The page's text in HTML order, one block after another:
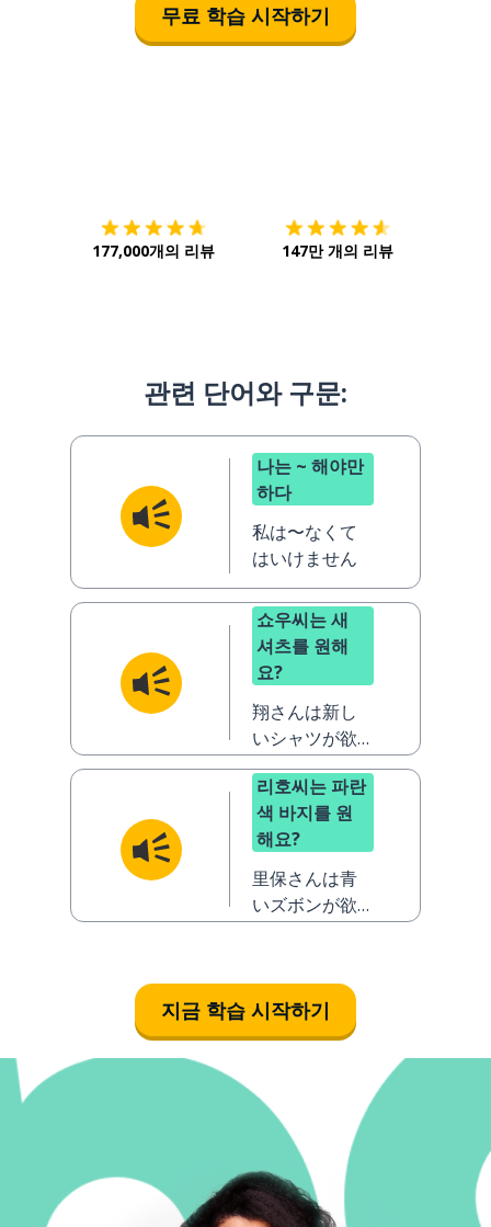
무료 학습 시작하기
177,000개의 리뷰 147만 개의 리뷰
관련 단어와 구문:
나는 ~ 해야만
하다
私は〜なくて
はいけません
쇼우씨는 새
셔츠를 원해
요?
翔さんは新し
いシャツが欲
しいですか？
리호씨는 파란
색 바지를 원
해요?
里保さんは青
いズボンが欲
지금 학습 시작하기